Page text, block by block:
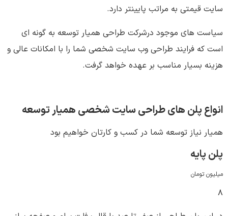
سایت قیمتی به مراتب پایینتر دارد.
سیاست های موجود درشرکت طراحی همیار توسعه به گونه ای
است که فرایند طراحی وب سایت شخصی شما را با امکانات عالی و
هزینه بسیار مناسب بر عهده خواهد گرفت.
انواع پلن های طراحی سایت شخصی همیار توسعه
همیار نیاز توسعه شما در کسب و کارتان خواهیم بود
پلن پایه
میلیون تومان
۸